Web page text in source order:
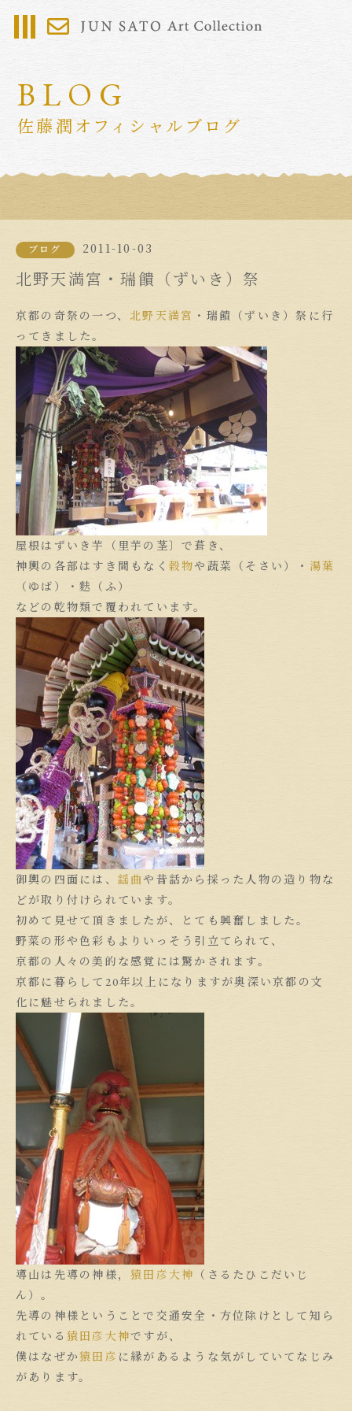
BLOG
佐藤潤オフィシャルブログ
ブログ 2011-10-03
北野天満宮・瑞饋（ずいき）祭
京都の奇祭の一つ、 北野天満宮 ・瑞饋（ずいき）祭に行
ってきました。
屋根はずいき芋（里芋の茎〕で葺き、
神輿の各部はすき間もなく 穀物や蔬菜（そさい）・ 湯葉
（ゆば）・麩（ふ）
などの乾物類で覆われています。
御輿の四面には、 謡曲や昔話から採った人物の造り物な
どが取り付けられています。
初めて見せて頂きましたが、とても興奮しました。
野菜の形や色彩もよりいっそう引立てられて、
京都の人々の美的な感覚には驚かされます。
京都に暮らして20年以上になりますが奥深い京都の文
化に魅せられました。
導山は先導の神様，猿田彦大神
（さるたひこだいじ
ん）。
先導の神様ということで交通安全・方位除けとして知ら
れている 猿田彦大神ですが、
僕はなぜか猿田彦 に縁があるような気がしていてなじみ
があります。